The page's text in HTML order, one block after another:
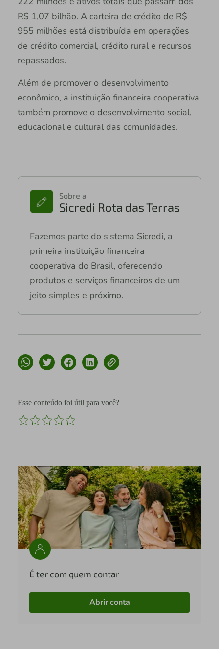
R$ 1,07 bilhão. A carteira de crédito de R$
955 milhões está distribuída em operações
de crédito comercial, crédito rural e recursos
repassados.
Além de promover o desenvolvimento
econômico, a instituição financeira cooperativa
também promove o desenvolvimento social,
educacional e cultural das comunidades.
Sobre a
Sicredi Rota das Terras
Fazemos parte do sistema Sicredi, a
primeira instituição financeira
cooperativa do Brasil, oferecendo
produtos e serviços financeiros de um
jeito simples e próximo.
Esse conteúdo foi útil para você?
É ter com quem contar
Abrir conta